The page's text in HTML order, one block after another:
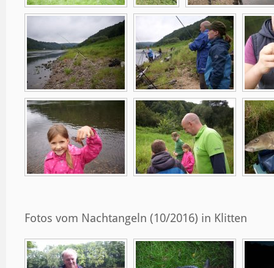
Fotos vom Nachtangeln (10/2016) in Klitten